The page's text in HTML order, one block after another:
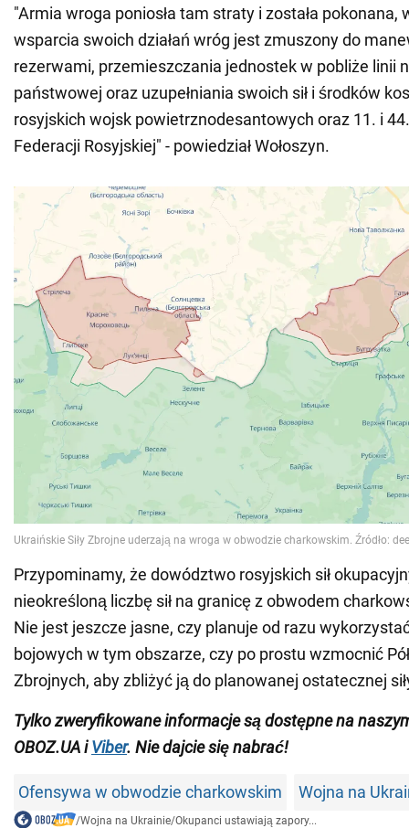
"Armia wroga poniosła tam straty i została pokonana,
wsparcia swoich działań wróg jest zmuszony do
rezerwami, przemieszczania jednostek w pobliże linii
państwowej oraz uzupełniania swoich sił i środków
rosyjskich wojsk powietrznodesantowych oraz 11. i
Federacji Rosyjskiej" - powiedział Wołoszyn.
Przypominamy, że dowództwo rosyjskich sił
nieokreśloną liczbę sił na granicę z obwodem
Nie jest jeszcze jasne, czy planuje od razu
bojowych w tym obszarze, czy po prostu wzmocnić
Zbrojnych, aby zbliżyć ją do planowanej ostatecznej
Tylko zweryfikowane informacje są dostępne na
OBOZ.UA i Viber. Nie dajcie się nabrać!
Ofensywa w obwodzie charkowskim Wojna na
/Wojna na Ukrainie/Okupanci ustawiają zapory...